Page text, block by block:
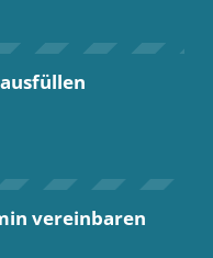
vereinbaren